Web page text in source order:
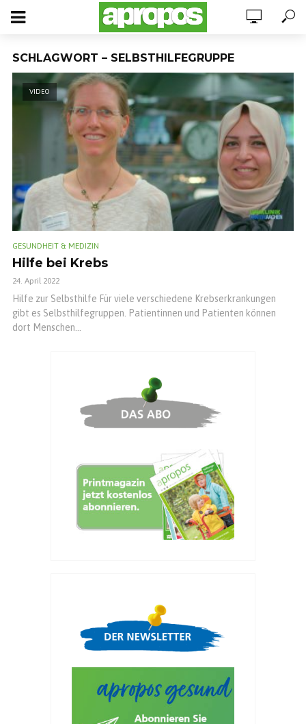
SCHLAGWORT – SELBSTHILFEGRUPPE
VIDEO
GESUNDHEIT & MEDIZIN
Hilfe bei Krebs
24. April 2022
Hilfe zur Selbsthilfe Für viele verschiedene Krebserkrankungen
gibt es Selbsthilfegruppen. Patientinnen und Patienten können
dort Menschen...